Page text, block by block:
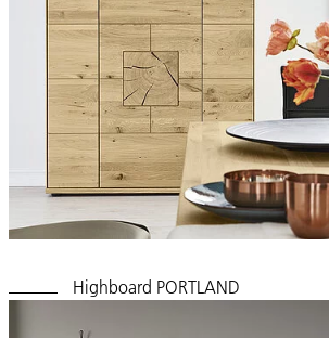
Highboard PORTLAND